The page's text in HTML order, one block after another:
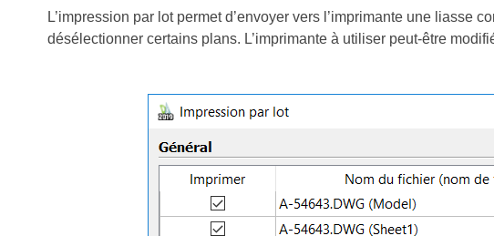
L’impression par lot permet d’envoyer vers l’imprimante une liasse
désélectionner certains plans. L’imprimante à utiliser peut-être